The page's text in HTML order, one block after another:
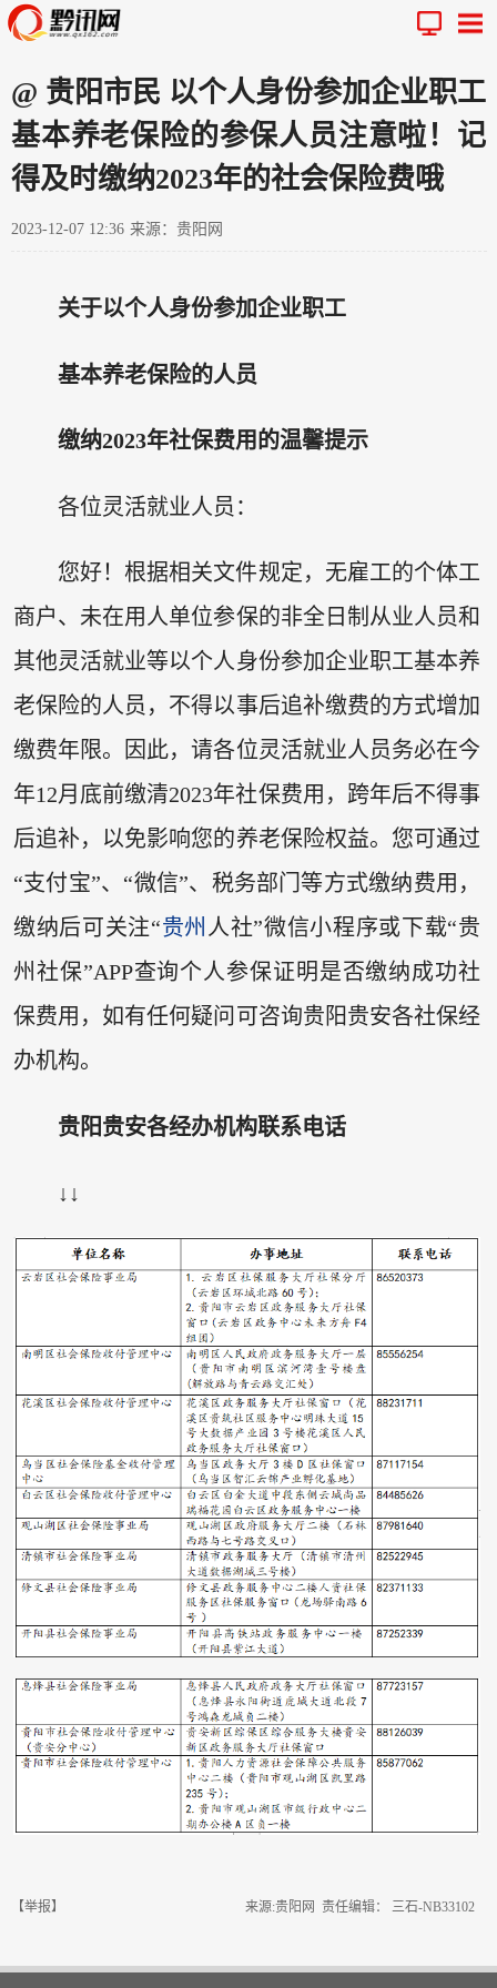
@ 贵阳市民 以个人身份参加企业职工
基本养老保险的参保人员注意啦！记
得及时缴纳2023年的社会保险费哦
2023-12-07 12:36 来源：贵阳网
关于以个人身份参加企业职工
基本养老保险的人员
缴纳2023年社保费用的温馨提示
各位灵活就业人员：
您好！根据相关文件规定，无雇工的个体工
商户、未在用人单位参保的非全日制从业人员和
其他灵活就业等以个人身份参加企业职工基本养
老保险的人员，不得以事后追补缴费的方式增加
缴费年限。因此，请各位灵活就业人员务必在今
年12月底前缴清2023年社保费用，跨年后不得事
后追补，以免影响您的养老保险权益。您可通过
“支付宝”、“微信”、税务部门等方式缴纳费用，
缴纳后可关注“贵州 人社”微信小程序或下载“贵
州社保”APP查询个人参保证明是否缴纳成功社
保费用，如有任何疑问可咨询贵阳贵安各社保经
办机构。
贵阳贵安各经办机构联系电话
↓↓
【举报】 来源:贵阳网 责任编辑： 三石-NB33102